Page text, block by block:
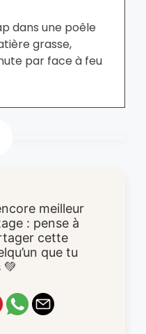
dans une poêle
grasse,
par face à feu
meilleur
: pense à
cette
que tu
💚